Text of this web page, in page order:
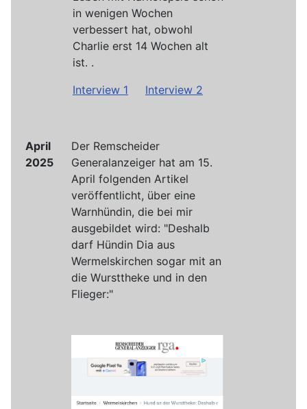
in wenigen Wochen
verbessert hat, obwohl
Charlie erst 14 Wochen alt
ist. .
Interview 1
Interview 2
April
2025
Der Remscheider
Generalanzeiger hat am 15.
April folgenden Artikel
veröffentlicht, über eine
Warnhündin, die bei mir
ausgebildet wird: "Deshalb
darf Hündin Dia aus
Wermelskirchen sogar mit an
die Wursttheke und in den
Flieger:"